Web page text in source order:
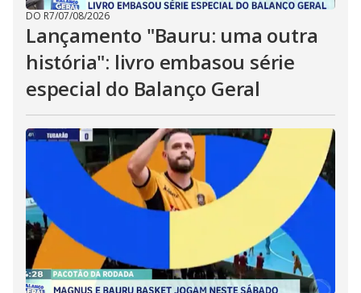
DO R7/07/08/2026
Lançamento "Bauru: uma outra
história": livro embasou série
especial do Balanço Geral